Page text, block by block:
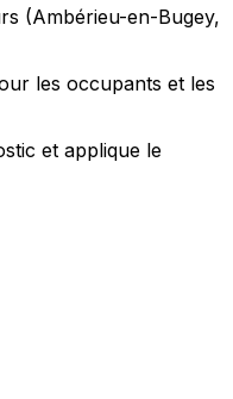
(Ambérieu-en-Bugey,
les occupants et les
et applique le